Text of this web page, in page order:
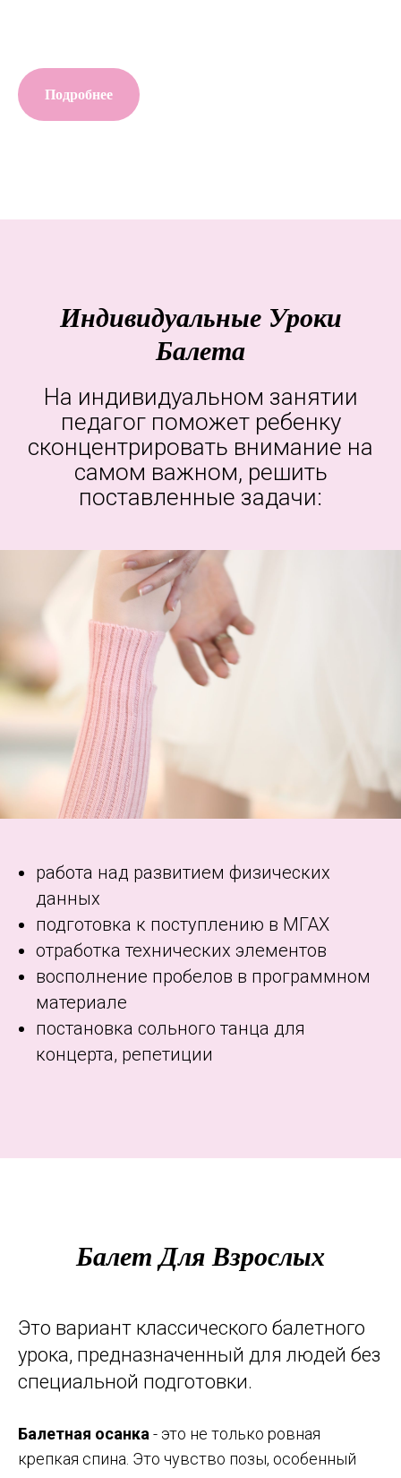
Подробнее
Индивидуальные Уроки
Балета
На индивидуальном занятии
педагог поможет ребенку
сконцентрировать внимание на
самом важном, решить
поставленные задачи:
работа над развитием физических
данных
подготовка к поступлению в МГАХ
отработка технических элементов
восполнение пробелов в программном
материале
постановка сольного танца для
концерта, репетиции
Балет Для Взрослых
Это вариант классического балетного
урока, предназначенный для людей без
специальной подготовки.
Балетная осанка - это не только ровная
крепкая спина. Это чувство позы, особенный